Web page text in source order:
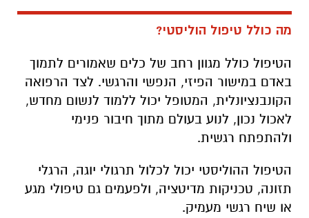
מה כולל טיפול הוליסטי?
הטיפול כולל מגוון רחב של כלים שאמורים לתמוך
באדם במישור הפיזי, הנפשי והרגשי. לצד הרפואה
הקונבנציונלית, המטופל יכול ללמוד לנשום מחדש,
לאכול נכון, לנוע בעולם מתוך חיבור פנימי
ולהתפתח רגשית.
הטיפול ההוליסטי יכול לכלול תרגולי יוגה, הרגלי
תזונה, טכניקות מדיטציה, ולפעמים גם טיפולי מגע
או שיח רגשי מעמיק.